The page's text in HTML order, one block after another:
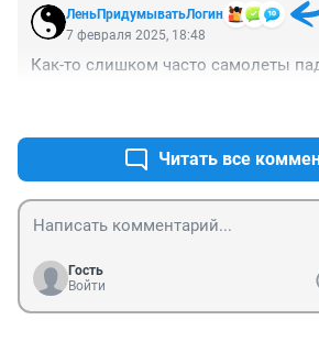
ЛеньПридумыватьЛогин
7 февраля 2025, 18:48
Как-то слишком часто самолеты
Читать все
Гость
Войти